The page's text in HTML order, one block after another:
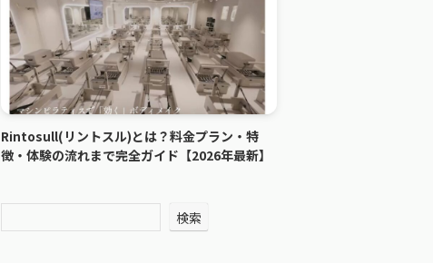
Rintosull(リントスル)とは？料金プラン・特
徴・体験の流れまで完全ガイド【2026年最新】
検索